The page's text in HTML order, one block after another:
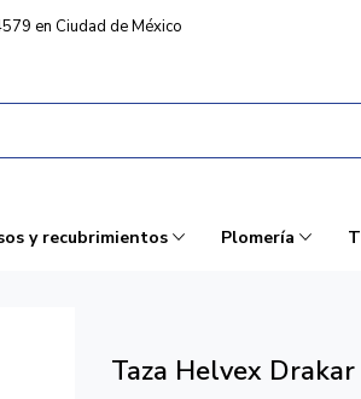
en Ciudad de México
y recubrimientos Plomería
Taza Helvex